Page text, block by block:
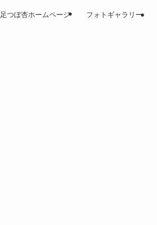
足つぼ杏ホームページ フォトギャラリー